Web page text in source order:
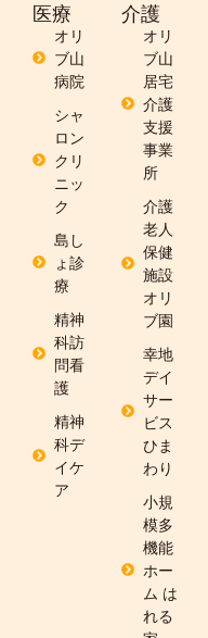
医療
オリ
ブ山
病院
シャ
ロン
クリ
ニッ
ク
島し
ょ診
療
精神
科訪
問看
護
精神
科デ
イケ
ア
介護
オリ
ブ山
居宅
介護
支援
事業
所
介護
老人
保健
施設
オリ
ブ園
幸地
デイ
サー
ビス
ひま
わり
小規
模多
機能
ホー
ム は
れる